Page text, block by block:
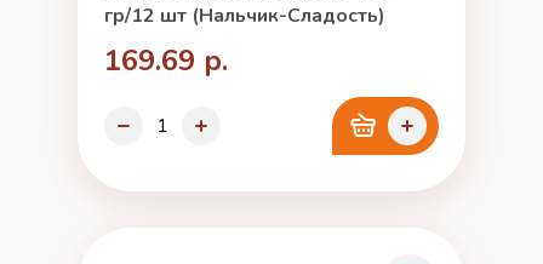
гр/12 шт (Нальчик-Сладость)
169.69 р.